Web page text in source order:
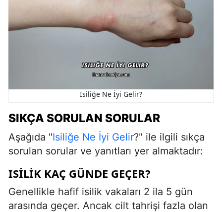
Isiliğe Ne İyi Gelir?
SIKÇA SORULAN SORULAR
Aşağıda "Isiliğe Ne İyi Gelir?" ile ilgili sıkça
sorulan sorular ve yanıtları yer almaktadır:
ISILIK KAÇ GÜNDE GEÇER?
Genellikle hafif isilik vakaları 2 ila 5 gün
arasında geçer. Ancak cilt tahrişi fazla olan